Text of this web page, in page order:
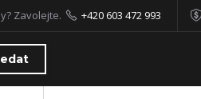
Zavolejte. +420 603 472 993